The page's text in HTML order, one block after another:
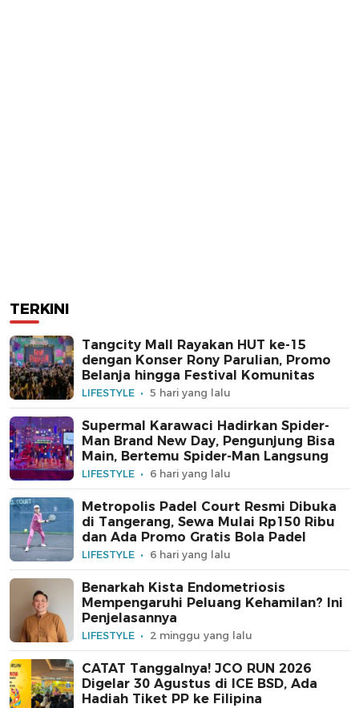
TERKINI
Tangcity Mall Rayakan HUT ke-15
dengan Konser Rony Parulian, Promo
Belanja hingga Festival Komunitas
LIFESTYLE 5 hari yang lalu
Supermal Karawaci Hadirkan Spider-
Man Brand New Day, Pengunjung Bisa
Main, Bertemu Spider-Man Langsung
LIFESTYLE 6 hari yang lalu
Metropolis Padel Court Resmi Dibuka
di Tangerang, Sewa Mulai Rp150 Ribu
dan Ada Promo Gratis Bola Padel
LIFESTYLE 6 hari yang lalu
Benarkah Kista Endometriosis
Mempengaruhi Peluang Kehamilan? Ini
Penjelasannya
LIFESTYLE 2 minggu yang lalu
CATAT Tanggalnya! JCO RUN 2026
Digelar 30 Agustus di ICE BSD, Ada
Hadiah Tiket PP ke Filipina